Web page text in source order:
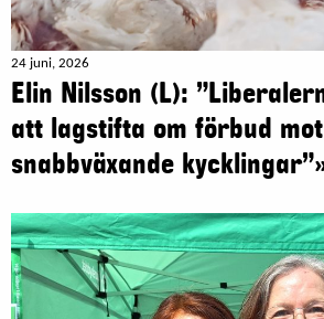
24 juni, 2026
Elin Nilsson (L):
att lagstifta om förbud mot
snabbväxande